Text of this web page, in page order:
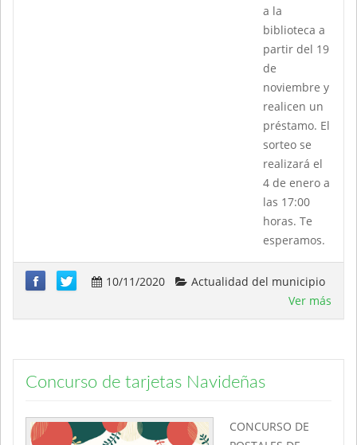
a la
biblioteca a
partir del 19
de
noviembre y
realicen un
préstamo. El
sorteo se
realizará el
4 de enero a
las 17:00
horas. Te
esperamos.
10/11/2020
Actualidad del municipio
Ver más
Concurso de tarjetas Navideñas
CONCURSO DE